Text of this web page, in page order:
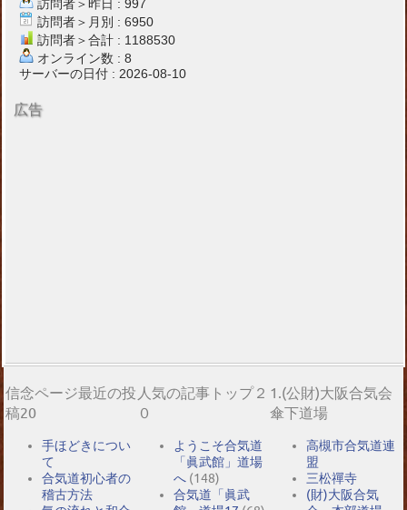
訪問者＞昨日 : 997
訪問者＞月別 : 6950
訪問者＞合計 : 1188530
オンライン数 : 8
サーバーの日付 : 2026-08-10
広告
信念ページ最近の投
稿20
手ほどきについ
て
合気道初心者の
稽古方法
人気の記事トップ２
０
ようこそ合気道
「眞武館」道場
へ (148)
合気道「眞武
1.(公財)大阪合気会
傘下道場
高槻市合気道連
盟
三松禪寺
(財)大阪合気